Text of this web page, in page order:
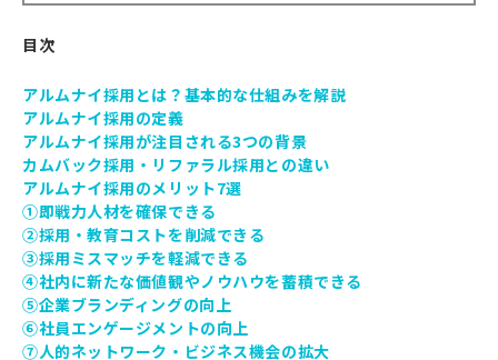
目次
アルムナイ採用とは？基本的な仕組みを解説
アルムナイ採用の定義
アルムナイ採用が注目される3つの背景
カムバック採用・リファラル採用との違い
アルムナイ採用のメリット7選
①即戦力人材を確保できる
②採用・教育コストを削減できる
③採用ミスマッチを軽減できる
④社内に新たな価値観やノウハウを蓄積できる
⑤企業ブランディングの向上
⑥社員エンゲージメントの向上
⑦人的ネットワーク・ビジネス機会の拡大